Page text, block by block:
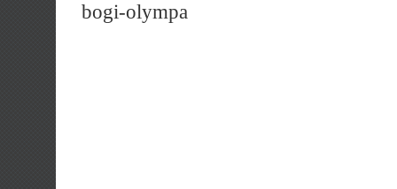
bogi-olympa